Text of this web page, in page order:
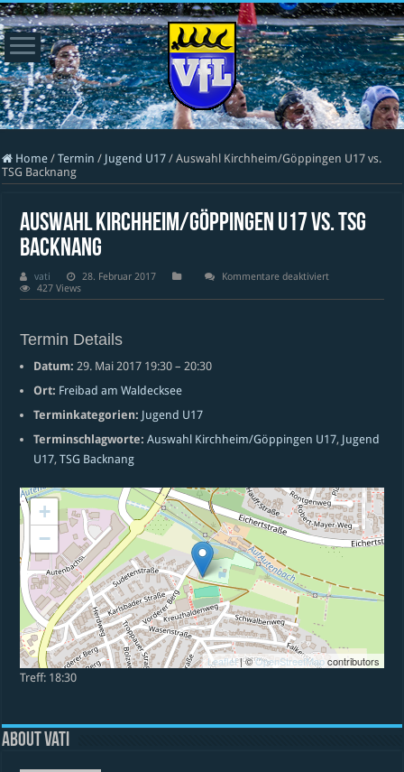
Home / Termin / Jugend U17 / Auswahl Kirchheim/Göppingen U17 vs.
TSG Backnang
Auswahl Kirchheim/Göppingen U17 vs. TSG
Backnang
vati 28. Februar 2017 Kommentare deaktiviertfür
Kirchheim/
427 Views
Termin Details
Datum: 29. Mai 2017 19:30 –20:30
Ort: Freibad am Waldecksee
Terminkategorien: Jugend U17
Terminschlagworte: Auswahl Kirchheim/Göppingen U17, Jugend
U17,TSG Backnang
+
−
Leaflet| ©OpenStreetMapcontributors
Treff: 18:30
About vati